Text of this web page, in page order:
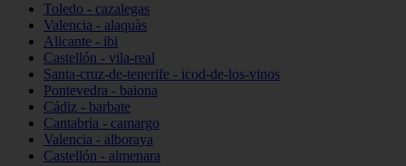
Toledo - cazalegas
Valencia - alaquàs
Alicante - ibi
Castellón - vila-real
Santa-cruz-de-tenerife - icod-de-los-vinos
Pontevedra - baiona
Cádiz - barbate
Cantabria - camargo
Valencia - alboraya
Castellón - almenara